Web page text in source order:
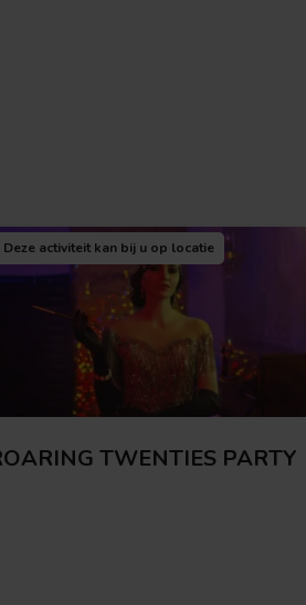
Deze activiteit kan bij u op locatie
TWENTIES PARTY